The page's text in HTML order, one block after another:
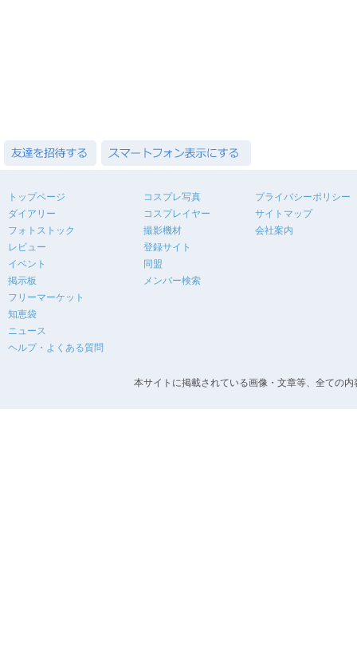
トップページ
ダイアリー
フォトストック
レビュー
イベント
掲示板
フリーマーケット
知恵袋
ニュース
ヘルプ・よくある質問
コスプレ写真
コスプレイヤー
撮影機材
登録サイト
同盟
メンバー検索
プライバシーポリシー
サイトマップ
会社案内
本サイトに掲載されている画像・文章等、全ての